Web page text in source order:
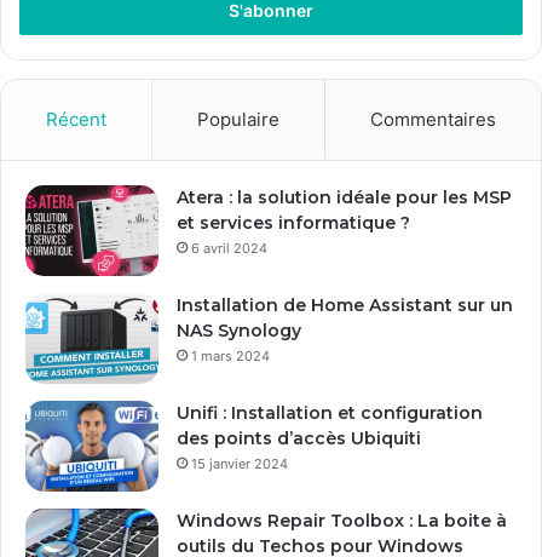
e
z
r
e
a
d
s
e
m
a
Récent Populaire Commentaires
Atera : la solution idéale pour les MSP
et services informatique ?
6 avril 2024
Installation de Home Assistant sur un
NAS Synology
1 mars 2024
Unifi : Installation et configuration
des points d’accès Ubiquiti
15 janvier 2024
Windows Repair Toolbox : La boite à
outils du Techos pour Windows